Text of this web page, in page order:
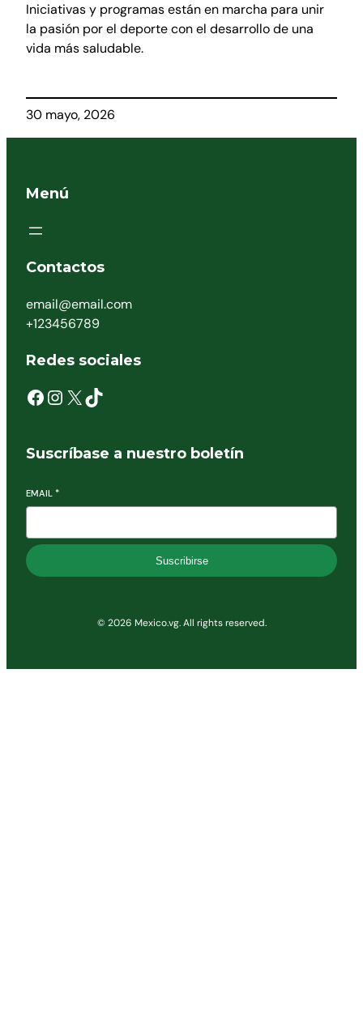
Iniciativas y programas están en marcha para unir
la pasión por el deporte con el desarrollo de una
vida más saludable.
30 mayo, 2026
Menú
Contactos
email@email.com
+123456789
Redes sociales
Suscríbase a nuestro boletín
EMAIL *
Suscribirse
© 2026 Mexico.vg. All rights reserved.